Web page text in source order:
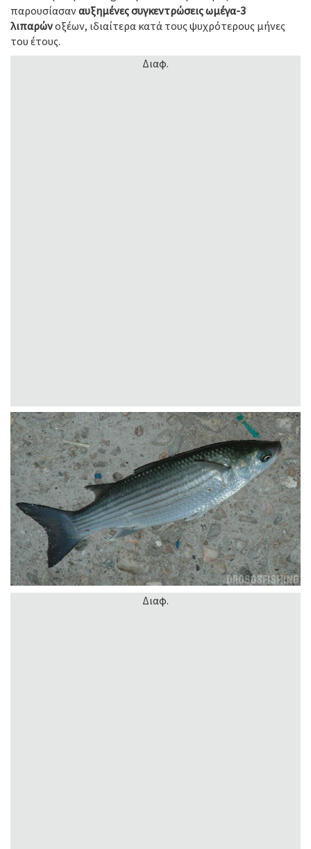
παρουσίασαναυξημένες συγκεντρώσεις ωμέγα-3
λιπαρώνοξέων, ιδιαίτερα κατά τους ψυχρότερους μήνες
του έτους.
Διαφ.
Διαφ.